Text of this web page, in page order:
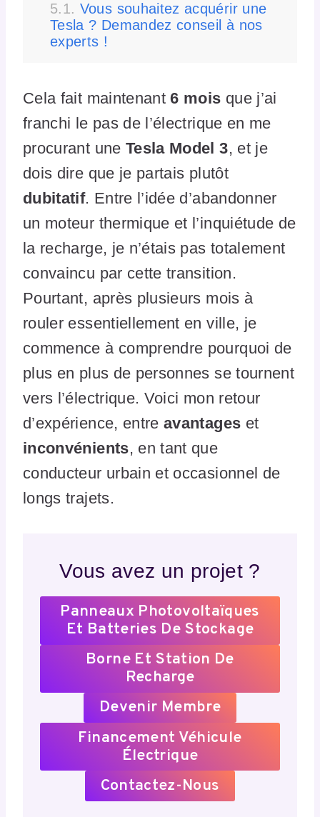
Vous souhaitez acquérir une
Tesla ? Demandez conseil à nos
experts !
Cela fait maintenant6 mois que j’ai
franchi le pas de l’électrique en me
procurant une Tesla Model 3, et je
dois dire que je partais plutôt
dubitatif. Entre l’idée d’abandonner
un moteur thermique et l’inquiétude de
la recharge, je n’étais pas totalement
convaincu par cette transition.
Pourtant, après plusieurs mois à
rouler essentiellement en ville, je
commence à comprendre pourquoi de
plus en plus de personnes se tournent
vers l’électrique. Voici mon retour
d’expérience, entreavantages et
inconvénients, en tant que
conducteur urbain et occasionnel de
longs trajets.
Vous avez un projet ?
Panneaux Photovoltaïques
Et Batteries De Stockage
Borne Et Station De
Recharge
Devenir Membre
Financement Véhicule
Électrique
Contactez-Nous